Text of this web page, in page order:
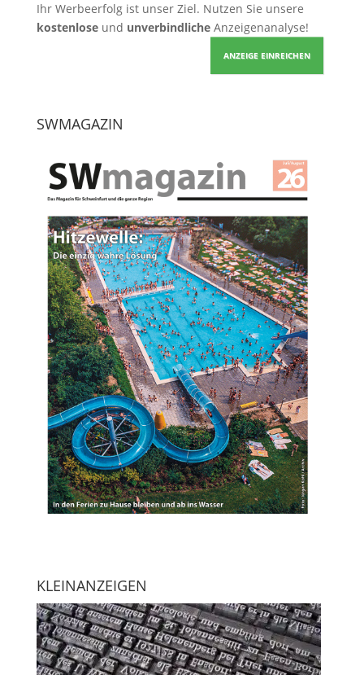
Ihr Werbeerfolg ist unser Ziel. Nutzen Sie unsere
kostenloseund unverbindlicheAnzeigenanalyse!
ANZEIGE EINREICHEN
SWMAGAZIN
KLEINANZEIGEN